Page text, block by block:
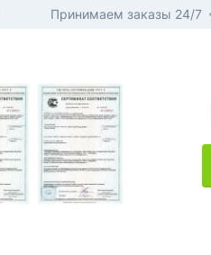
Принимаем заказы 24/7